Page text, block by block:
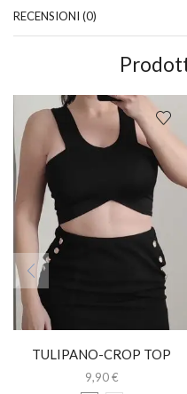
RECENSIONI (0)
TULIPANO-CROP TOP
NERO CON SPALLINE
9,90€